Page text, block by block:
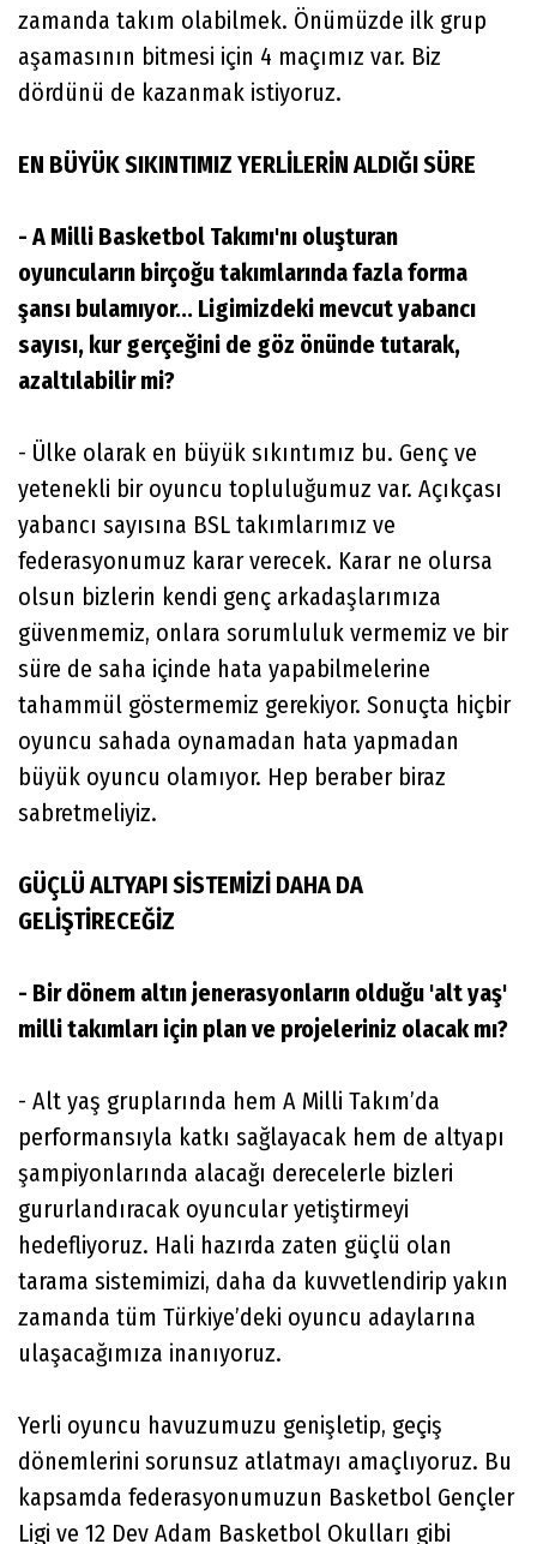
zamanda takım olabilmek. Önümüzde ilk grup
aşamasının bitmesi için 4 maçımız var. Biz
dördünü de kazanmak istiyoruz.
EN BÜYÜK SIKINTIMIZ YERLİLERİN ALDIĞI SÜRE
- A Milli Basketbol Takımı'nı oluşturan
oyuncuların birçoğu takımlarında fazla forma
şansı bulamıyor... Ligimizdeki mevcut yabancı
sayısı, kur gerçeğini de göz önünde tutarak,
azaltılabilir mi?
- Ülke olarak en büyük sıkıntımız bu. Genç ve
yetenekli bir oyuncu topluluğumuz var. Açıkçası
yabancı sayısına BSL takımlarımız ve
federasyonumuz karar verecek. Karar ne olursa
olsun bizlerin kendi genç arkadaşlarımıza
güvenmemiz, onlara sorumluluk vermemiz ve bir
süre de saha içinde hata yapabilmelerine
tahammül göstermemiz gerekiyor. Sonuçta hiçbir
oyuncu sahada oynamadan hata yapmadan
büyük oyuncu olamıyor. Hep beraber biraz
sabretmeliyiz.
GÜÇLÜ ALTYAPI SİSTEMİZİ DAHA DA
GELİŞTİRECEĞİZ
- Bir dönem altın jenerasyonların olduğu 'alt yaş'
milli takımları için plan ve projeleriniz olacak mı?
- Alt yaş gruplarında hem A Milli Takım’da
performansıyla katkı sağlayacak hem de altyapı
şampiyonlarında alacağı derecelerle bizleri
gururlandıracak oyuncular yetiştirmeyi
hedefliyoruz. Hali hazırda zaten güçlü olan
tarama sistemimizi, daha da kuvvetlendirip yakın
zamanda tüm Türkiye’deki oyuncu adaylarına
ulaşacağımıza inanıyoruz.
Yerli oyuncu havuzumuzu genişletip, geçiş
dönemlerini sorunsuz atlatmayı amaçlıyoruz. Bu
kapsamda federasyonumuzun Basketbol Gençler
Ligi ve 12 Dev Adam Basketbol Okulları gibi